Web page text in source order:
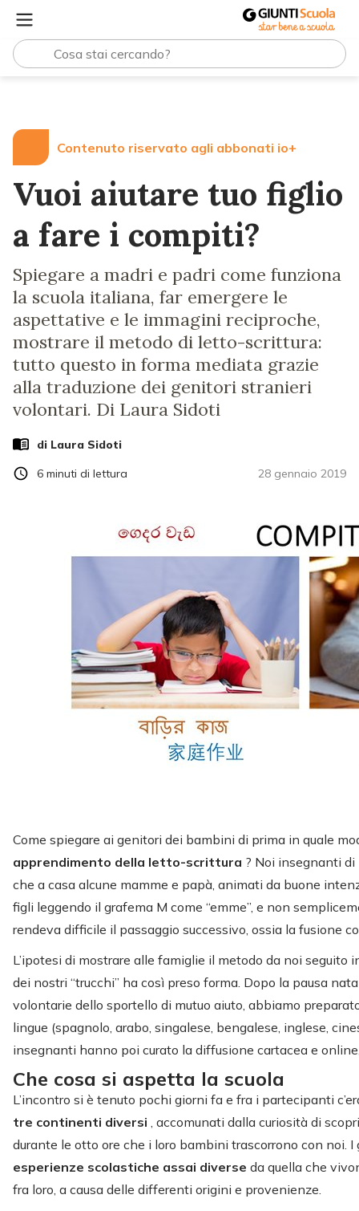
Contenuto riservato agli abbonati io+
Vuoi aiutare tuo figlio
a fare i compiti?
Spiegare a madri e padri come funziona
la scuola italiana, far emergere le
aspettative e le immagini reciproche,
mostrare il metodo di letto-scrittura:
tutto questo in forma mediata grazie
alla traduzione dei genitori stranieri
volontari. Di Laura Sidoti
di Laura Sidoti
28 gennaio 2019
6 minuti di lettura
Come spiegare ai genitori dei bambini di prima in quale
apprendimento della letto-scrittura ? Noi insegnanti
che a casa alcune mamme e papà, animati da buone
figli leggendo il grafema M come “emme”, e non
rendeva difficile il passaggio successivo, ossia la fusione
L’ipotesi di mostrare alle famiglie il metodo da noi seguito
dei nostri “trucchi” ha così preso forma. Dopo la pausa
volontarie dello sportello di mutuo aiuto, abbiamo
lingue (spagnolo, arabo, singalese, bengalese, inglese,
insegnanti hanno poi curato la diffusione cartacea e
Che cosa si aspetta la scuola
L’incontro si è tenuto pochi giorni fa e fra i partecipanti
tre continenti diversi , accomunati dalla curiosità di
durante le otto ore che i loro bambini trascorrono con noi.
esperienze scolastiche assai diverse da quella che
fra loro, a causa delle differenti origini e provenienze.